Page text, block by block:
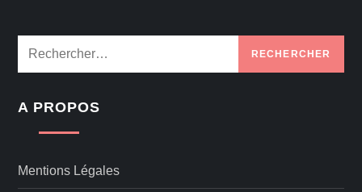
Rechercher :
A PROPOS
Mentions Légales